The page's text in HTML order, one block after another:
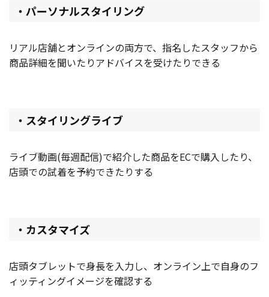
・パーソナルスタイリング
リアル店舗とオンラインの両方で、指名したスタッフから
商品詳細を聞いたりアドバイスを受けたりできる
・スタイリングライブ
ライブ動画(毎週配信)で紹介した商品をECで購入したり、
店頭での試着を予約できたりする
・カスタマイズ
店頭タブレットで身長を入力し、オンライン上で自身のフ
ィッティングイメージを確認する